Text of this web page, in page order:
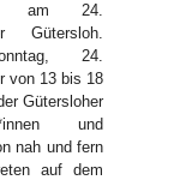
am 24.
Gütersloh.
24.
von 13 bis 18
Gütersloher
und
nah und fern
auf dem